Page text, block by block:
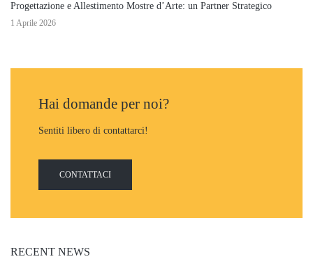
Progettazione e Allestimento Mostre d’Arte: un Partner Strategico
1 Aprile 2026
Hai domande per noi?
Sentiti libero di contattarci!
CONTATTACI
RECENT NEWS